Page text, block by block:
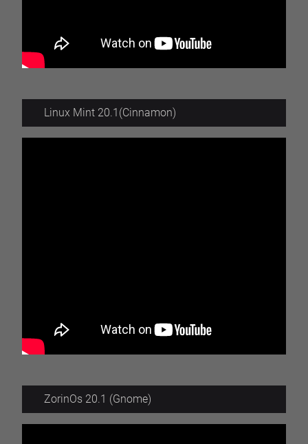
Linux Mint 20.1(Cinnamon)
ZorinOs 20.1 (Gnome)